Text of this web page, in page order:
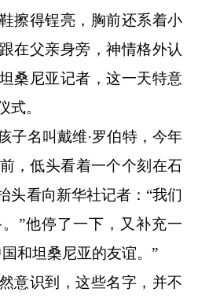
擦得锃亮，胸前还系着小
在父亲身旁，神情格外认
桑尼亚记者，这一天特意
式。
名叫戴维·罗伯特，今年
，低头看着一个个刻在石
头看向新华社记者：“我们
”他停了一下，又补充一
和坦桑尼亚的友谊。”
识到，这些名字，并不